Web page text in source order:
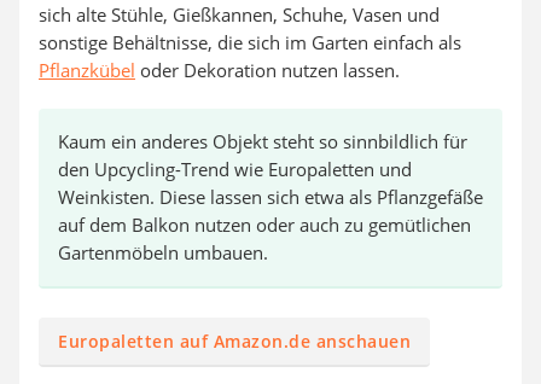
sich alte Stühle, Gießkannen, Schuhe, Vasen und
sonstige Behältnisse, die sich im Garten einfach als
Pflanzkübel oder Dekoration nutzen lassen.
Kaum ein anderes Objekt steht so sinnbildlich für
den Upcycling-Trend wie Europaletten und
Weinkisten. Diese lassen sich etwa als Pflanzgefäße
auf dem Balkon nutzen oder auch zu gemütlichen
Gartenmöbeln umbauen.
Europaletten auf Amazon.de anschauen